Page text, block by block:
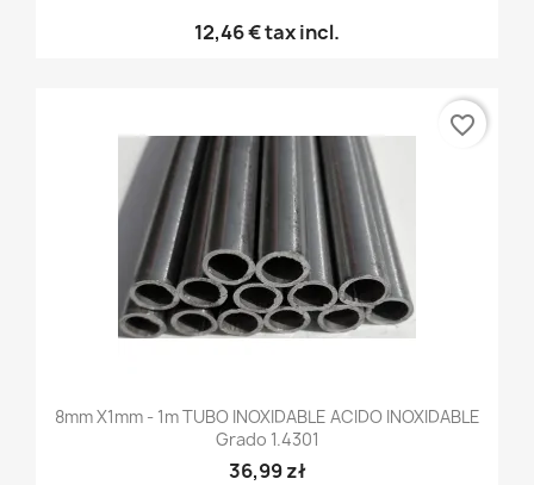
12,46 €tax incl.
8mm X1mm - 1m TUBO INOXIDABLE ACIDO INOXIDABLE
Grado 1.4301
36,99 zł
favorite_border